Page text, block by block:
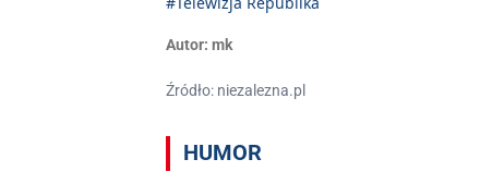
Autor: mk
Źródło: niezalezna.pl
HUMOR